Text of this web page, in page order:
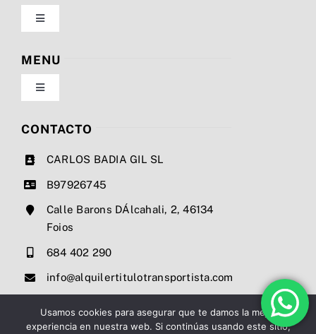
Toggle
Navigation
Política de privacidad
Condiciones de uso
MENU
Toggle
Navigation
Nosotros
Precios
Contacto
CONTACTO
CARLOS BADIA GIL SL
B97926745
Calle Barons DÁlcahali, 2, 46134
Foios
684 402 290
info@alquilertitulotransportista.com
Usamos cookies para asegurar que te damos la mejor
experiencia en nuestra web. Si continúas usando este sitio,